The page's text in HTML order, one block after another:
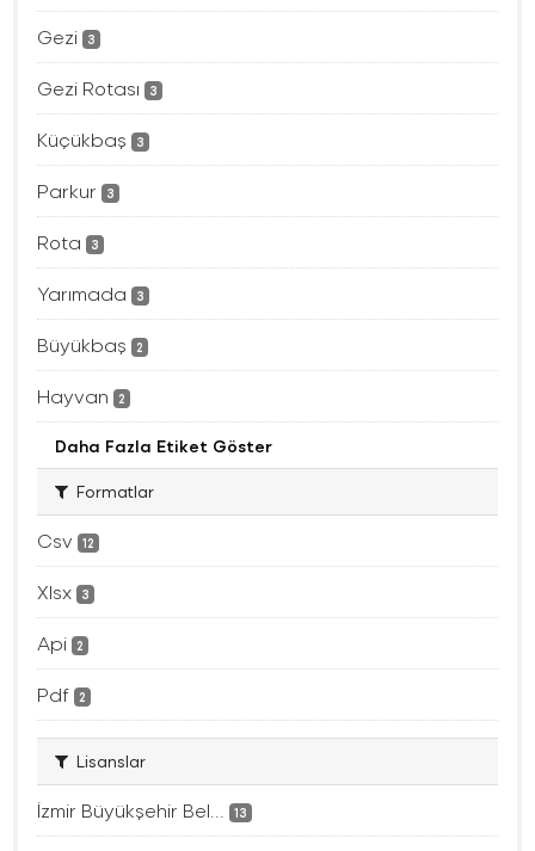
Gezi 3
Gezi Rotası 3
Küçükbaş 3
Parkur 3
Rota 3
Yarımada 3
Büyükbaş 2
Hayvan 2
Daha Fazla Etiket Göster
Formatlar
Csv 12
Xlsx 3
Api 2
Pdf 2
Lisanslar
İzmir Büyükşehir Bel... 13